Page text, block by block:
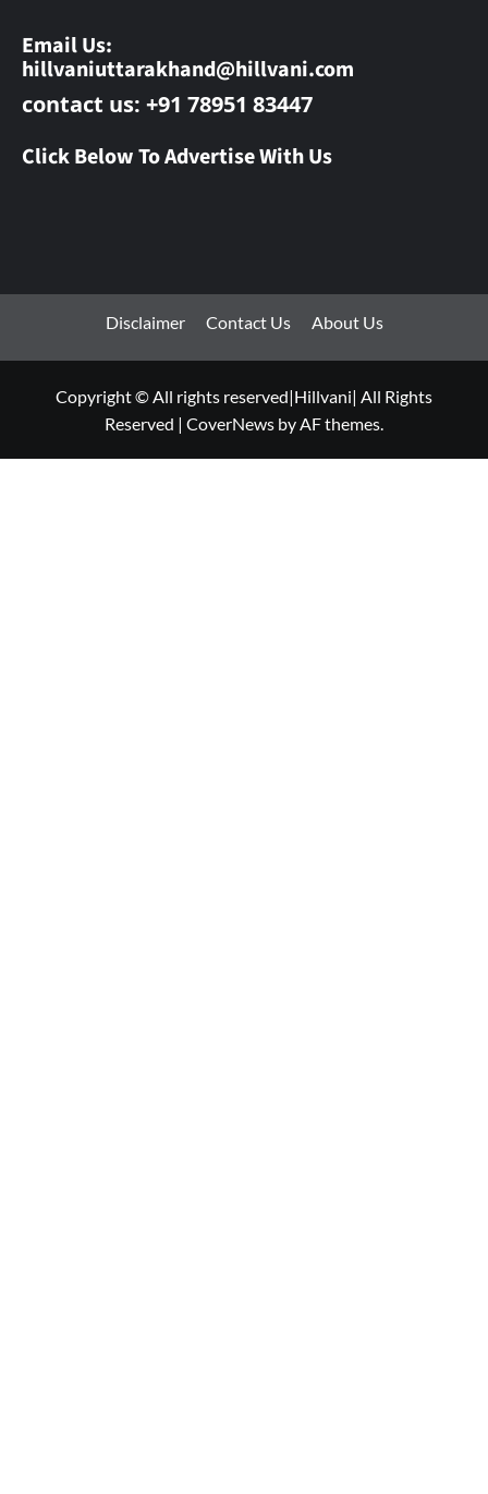
Email Us:
hillvaniuttarakhand@hillvani.com
contact us: +91 78951 83447
Click Below To Advertise With Us
Disclaimer Contact Us About Us
Copyright © All rights reserved|Hillvani| All Rights
Reserved | CoverNews by AF themes.